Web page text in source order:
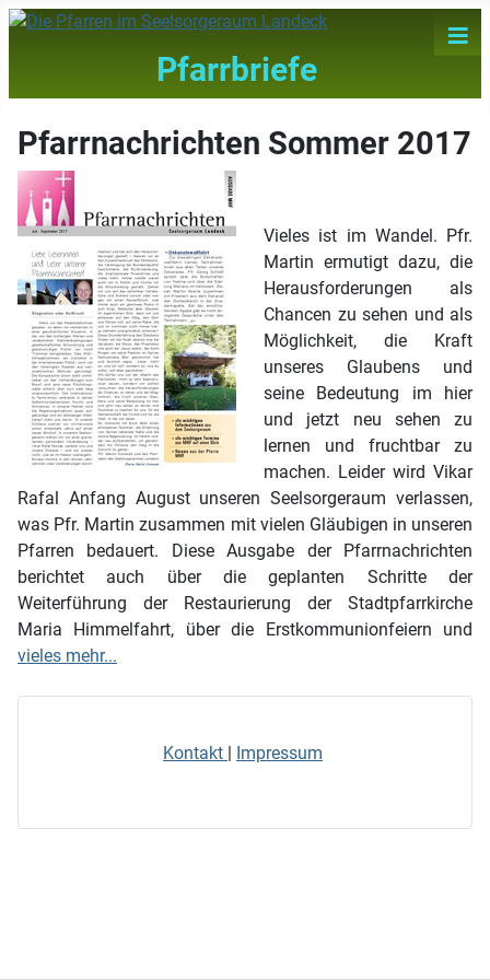
Pfarrbriefe
≡
Pfarrnachrichten Sommer 2017
Vieles ist im Wandel. Pfr.
Martin ermutigt dazu, die
Herausforderungen als
Chancen zu sehen und als
Möglichkeit, die Kraft
unseres Glaubens und
seine Bedeutung im hier
und jetzt neu sehen zu
lernen und fruchtbar zu
machen. Leider wird Vikar
Rafal Anfang August unseren Seelsorgeraum verlassen,
was Pfr. Martin zusammen mit vielen Gläubigen in unseren
Pfarren bedauert. Diese Ausgabe der Pfarrnachrichten
berichtet auch über die geplanten Schritte der
Weiterführung der Restaurierung der Stadtpfarrkirche
Maria Himmelfahrt, über die Erstkommunionfeiern und
vieles mehr...
Kontakt Impressum